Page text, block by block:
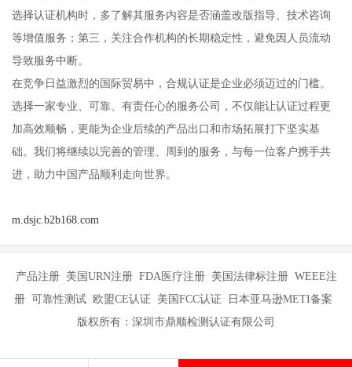
选择认证机构时，多了解其服务内容是否涵盖改版指导、技术咨询
等增值服务；第三，关注合作机构的长期稳定性，避免因人员流动
导致服务中断。
在竞争日益激烈的国际贸易中，合规认证是企业必须迈过的门槛。
选择一家专业、可靠、有责任心的服务公司，不仅能让认证过程更
加高效顺畅，更能为企业后续的产品出口和市场拓展打下坚实基
础。我们将继续以完善的管理、周到的服务，与每一位客户携手共
进，助力中国产品顺利走向世界。
m.dsjc.b2b168.com
产品注册 美国URN注册 FDA医疗注册 美国法律标注册 WEEE注
册 可靠性测试 欧盟CE认证 美国FCC认证 日本亚马逊METI备案
版权所有：深圳市鼎顺检测认证有限公司